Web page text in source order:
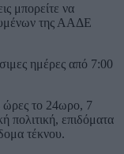
μπορείτε να
της ΑΑΔΕ
ημέρες από 7:00
το 24ωρο, 7
πολιτική, επιδόματα
τέκνου.